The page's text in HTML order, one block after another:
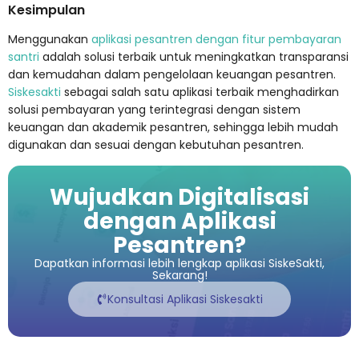
Kesimpulan
Menggunakan aplikasi pesantren dengan fitur pembayaran
santri adalah solusi terbaik untuk meningkatkan transparansi
dan kemudahan dalam pengelolaan keuangan pesantren.
Siskesakti sebagai salah satu aplikasi terbaik menghadirkan
solusi pembayaran yang terintegrasi dengan sistem
keuangan dan akademik pesantren, sehingga lebih mudah
digunakan dan sesuai dengan kebutuhan pesantren.
Wujudkan Digitalisasi
dengan Aplikasi
Pesantren?
Dapatkan informasi lebih lengkap aplikasi SiskeSakti,
Sekarang!
Konsultasi Aplikasi Siskesakti